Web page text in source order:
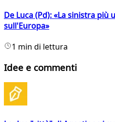
De Luca (Pd): «La sinistra più
sull'Europa»
1 min di lettura
Idee e commenti